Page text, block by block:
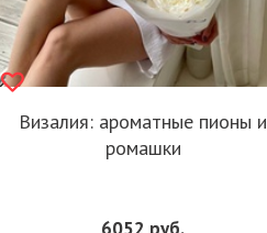
Визалия: ароматные пионы и
ромашки